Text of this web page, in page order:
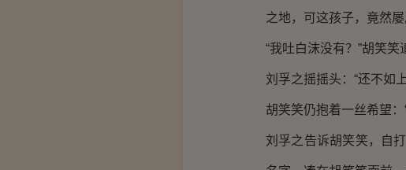
之地，可这孩子，竟然
“我吐白沫没有？”胡笑
刘孚之摇摇头：“还不如
胡笑笑仍抱着一丝希望
刘孚之告诉胡笑笑，自